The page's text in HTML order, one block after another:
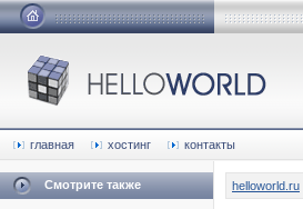
главная хостинг контакты
Смотрите также helloworld.ru